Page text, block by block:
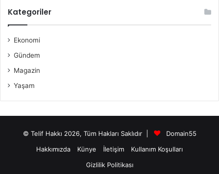
Kategoriler
Ekonomi
Gündem
Magazin
Yaşam
© Telif Hakkı 2026, Tüm Hakları Saklıdır |
Domain55
Hakkımızda
Künye İletişim
Kullanım Koşulları
Gizlilik Politikası